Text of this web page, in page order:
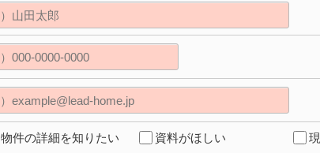
物件の詳細を知りたい 資料がほしい